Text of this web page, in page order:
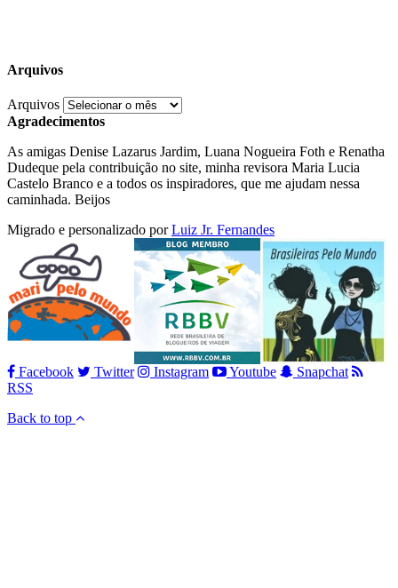
Arquivos
Arquivos
Agradecimentos
As amigas Denise Lazarus Jardim, Luana Nogueira Foth e Renatha
Dudeque pela contribuição no site, minha revisora Maria Lucia
Castelo Branco e a todos os inspiradores, que me ajudam nessa
caminhada. Beijos
Migrado e personalizado porLuiz Jr. Fernandes
Facebook Twitter Instagram Youtube
Snapchat
RSS
Back to top